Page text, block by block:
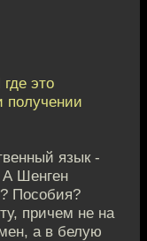
это
получении
язык -
А Шенген
Пособия?
причем не на
а в белую